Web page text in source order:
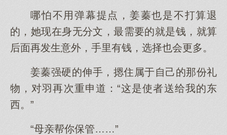
哪怕不用弹幕提点，姜蓁也是不打算退
的，她现在身无分文，最需要的就是钱，就算
后面再发生意外，手里有钱，选择也会更多。
姜蓁强硬的伸手，摁住属于自己的那份礼
物，对羽再次重申道：“这是使者送给我的东
西。”
“母亲帮你保管……”